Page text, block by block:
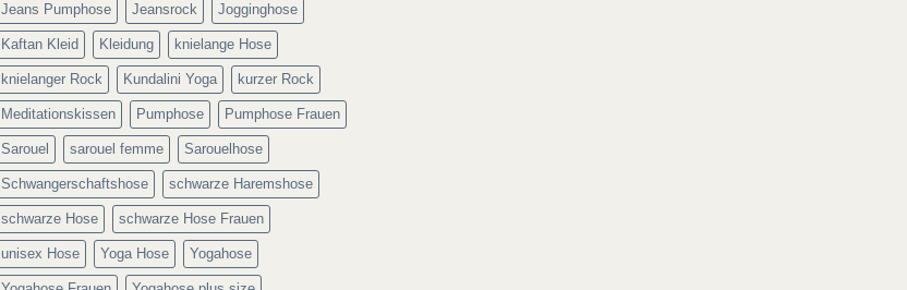
Jeans Pumphose Jeansrock Jogginghose
Kaftan Kleid Kleidung knielange Hose
knielanger Rock Kundalini Yoga kurzer Rock
Meditationskissen Pumphose Pumphose Frauen
Sarouel sarouel femme Sarouelhose
Schwangerschaftshose schwarze Haremshose
schwarze Hose schwarze Hose Frauen
unisex Hose Yoga Hose Yogahose